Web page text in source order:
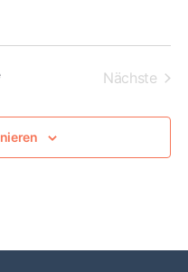
Nächste